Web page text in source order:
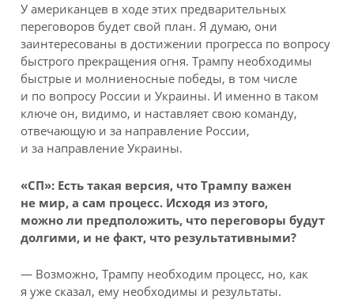
У американцев в ходе этих предварительных
переговоров будет свой план. Я думаю, они
заинтересованы в достижении прогресса по вопросу
быстрого прекращения огня. Трампу необходимы
быстрые и молниеносные победы, в том числе
и по вопросу России и Украины. И именно в таком
ключе он, видимо, и наставляет свою команду,
отвечающую и за направление России,
и за направление Украины.
«СП»: Есть такая версия, что Трампу важен
не мир, а сам процесс. Исходя из этого,
можно ли предположить, что переговоры будут
долгими, и не факт, что результативными?
— Возможно, Трампу необходим процесс, но, как
я уже сказал, ему необходимы и результаты.